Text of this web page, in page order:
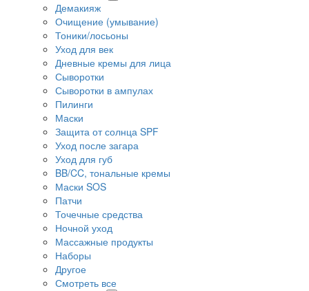
Демакияж
Очищение (умывание)
Тоники/лосьоны
Уход для век
Дневные кремы для лица
Сыворотки
Сыворотки в ампулах
Пилинги
Маски
Защита от солнца SPF
Уход после загара
Уход для губ
BB/CC, тональные кремы
Маски SOS
Патчи
Точечные средства
Ночной уход
Массажные продукты
Наборы
Другое
Смотреть все